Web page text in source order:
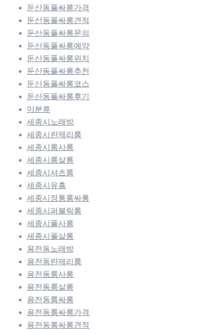
둔산동풀싸롱가격
둔산동풀싸롱견적
둔산동풀싸롱문의
둔산동풀싸롱예약
둔산동풀싸롱위치
둔산동풀싸롱추천
둔산동풀싸롱코스
둔산동풀싸롱후기
미분류
세종시노래방
세종시란제리룸
세종시룸사롱
세종시룸살롱
세종시셔츠룸
세종시유흥
세종시정통룸싸롱
세종시퍼블릭룸
세종시풀사롱
세종시풀살롱
용전동노래방
용전동란제리룸
용전동룸사롱
용전동룸살롱
용전동룸싸롱
용전동룸싸롱가격
용전동룸싸롱견적